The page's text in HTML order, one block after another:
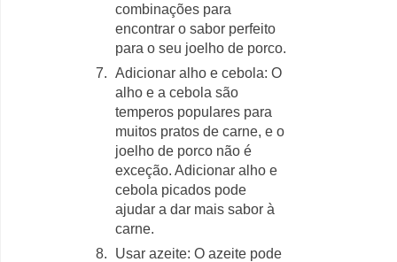
combinações para
encontrar o sabor perfeito
para o seu joelho de porco.
Adicionar alho e cebola: O
alho e a cebola são
temperos populares para
muitos pratos de carne, e o
joelho de porco não é
exceção. Adicionar alho e
cebola picados pode
ajudar a dar mais sabor à
carne.
Usar azeite: O azeite pode